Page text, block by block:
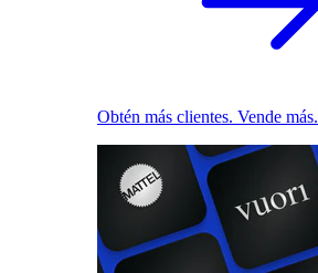
Obtén más clientes. Vende más.